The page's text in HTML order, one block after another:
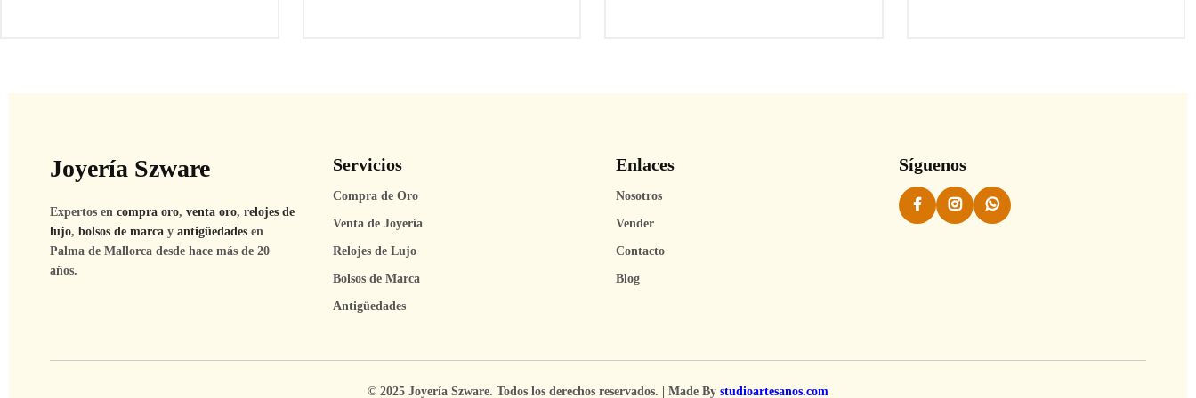
Joyería Szware
Expertos en compra oro, venta oro, relojes de
lujo, bolsos de marca y antigüedades en
Palma de Mallorca desde hace más de 20
años.
Servicios
Compra de Oro
Venta de Joyería
Relojes de Lujo
Bolsos de Marca
Antigüedades
Enlaces
Nosotros
Vender
Contacto
Blog
Síguenos
© 2025 Joyería Szware. Todos los derechos reservados. | Made By studioartesanos.com